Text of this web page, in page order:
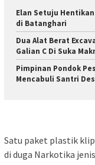
Elan Setuju
di Batanghari
Dua Alat Berat
Galian C Di Suka
Pimpinan Pondok
Mencabuli Santri
Satu paket plastik
di duga Narkotika